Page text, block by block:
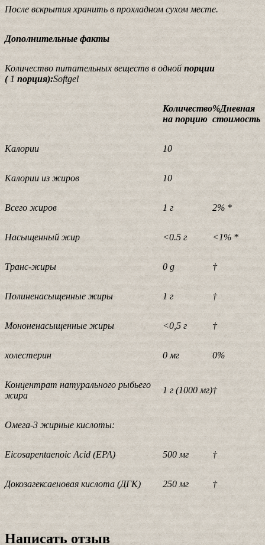
После вскрытия хранить в прохладном сухом месте.
Дополнительные факты
Количество питательных веществ в одной порции
(1 порция):Softgel
Количество
на порцию
%Дневная
стоимость
Калории 10
Калории из жиров 10
Всего жиров 1 г 2% *
Насыщенный жир <0.5 г <1% *
Транс-жиры 0 g †
Полиненасыщенные жиры 1 г †
Мононенасыщенные жиры <0,5 г †
холестерин 0 мг 0%
Концентрат натурального рыбьего
жира
1 г (1000 мг)†
Омега-3 жирные кислоты:
Eicosapentaenoic Acid (EPA) 500 мг †
Докозагексаеновая кислота (ДГК) 250 мг †
Написать отзыв